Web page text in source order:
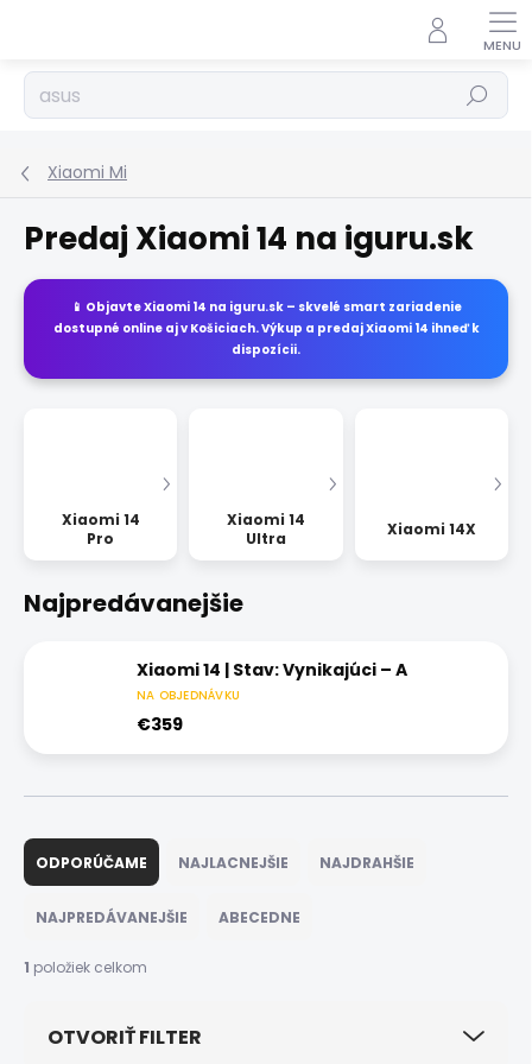
Hľadať
Xiaomi Mi
Predaj Xiaomi 14 na iguru.sk
📱 ObjavteXiaomi 14 na iguru.sk– skvelé smart zariadenie
dostupné online aj v Košiciach. Výkup a predajXiaomi 14 ihneď k
dispozícii.
Xiaomi 14
Pro
Xiaomi 14
Ultra
Xiaomi 14X
Najpredávanejšie
Xiaomi 14 | Stav: Vynikajúci – A
NA OBJEDNÁVKU
€359
R
a
d
i
ODPORÚČAME NAJLACNEJŠIE NAJDRAHŠIE
NAJPREDÁVANEJŠIE ABECEDNE
1 položiek celkom
OTVORIŤ FILTER